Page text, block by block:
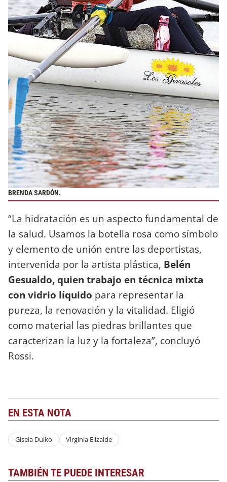
BRENDA SARDÓN.
“La hidratación es un aspecto fundamental de
la salud. Usamos la botella rosa como símbolo
y elemento de unión entre las deportistas,
intervenida por la artista plástica, Belén
Gesualdo, quien trabajo en técnica mixta
con vidrio líquido para representar la
pureza, la renovación y la vitalidad. Eligió
como material las piedras brillantes que
caracterizan la luz y la fortaleza”, concluyó
Rossi.
EN ESTA NOTA
Gisela Dulko Virginia Elizalde
TAMBIÉN TE PUEDE INTERESAR